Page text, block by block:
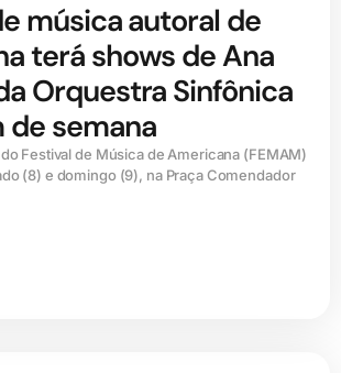
música autoral de
terá shows de Ana
Orquestra Sinfônica
de semana
Festival de Música de Americana (FEMAM)
(8) e domingo (9), na Praça Comendador